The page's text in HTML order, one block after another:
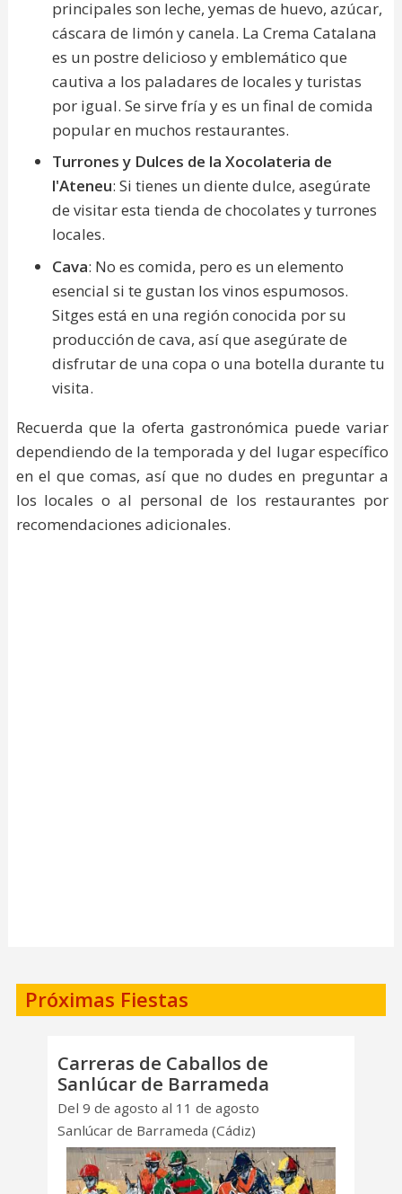
principales son leche, yemas de huevo, azúcar,
cáscara de limón y canela. La Crema Catalana
es un postre delicioso y emblemático que
cautiva a los paladares de locales y turistas
por igual. Se sirve fría y es un final de comida
popular en muchos restaurantes.
Turrones y Dulces de la Xocolateria de
l'Ateneu: Si tienes un diente dulce, asegúrate
de visitar esta tienda de chocolates y turrones
locales.
Cava: No es comida, pero es un elemento
esencial si te gustan los vinos espumosos.
Sitges está en una región conocida por su
producción de cava, así que asegúrate de
disfrutar de una copa o una botella durante tu
visita.
Recuerda que la oferta gastronómica puede variar
dependiendo de la temporada y del lugar específico
en el que comas, así que no dudes en preguntar a
los locales o al personal de los restaurantes por
recomendaciones adicionales.
Próximas Fiestas
Carreras de Caballos de
Sanlúcar de Barrameda
Del 9 de agosto al 11 de agosto
Sanlúcar de Barrameda (Cádiz)